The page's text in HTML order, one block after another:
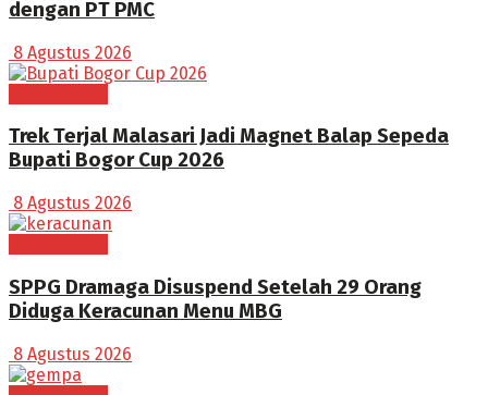
dengan PT PMC
8 Agustus 2026
Trek Terjal Malasari Jadi Magnet Balap Sepeda
Bupati Bogor Cup 2026
8 Agustus 2026
SPPG Dramaga Disuspend Setelah 29 Orang
Diduga Keracunan Menu MBG
8 Agustus 2026